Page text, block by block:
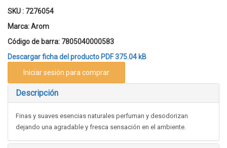
SKU : 7276054
Marca:Arom
Código de barra: 7805040000583
Descargar ficha del producto PDF 375.04 kB
Iniciar sesión para comprar
Descripción
Finas y suaves esencias naturales perfuman y desodorizan
dejando una agradable y fresca sensación en el ambiente.